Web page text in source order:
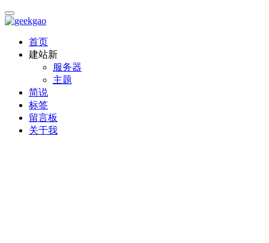
首页
建站新
服务器
主题
简说
标签
留言板
关于我